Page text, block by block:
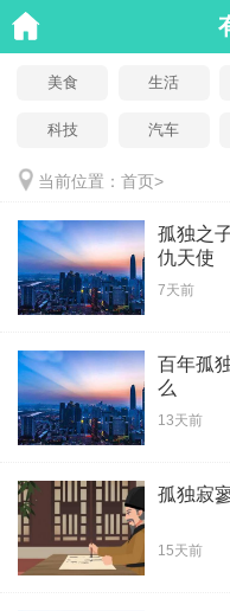
美食 生活
科技 汽车
当前位置： 首页>
孤独之
仇天使
7天前
百年孤
么
13天前
孤独寂
15天前